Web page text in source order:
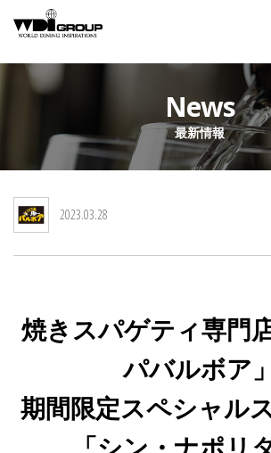
About WDI
WDI STANDARD
私たちが大切にするもの
Social Responsibility
Restaurant
Wedding
News
最新情報
2023.03.28
焼きスパゲティ専門
パバルボア」
期間限定スペシャル